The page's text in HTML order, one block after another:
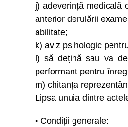
j) adeverință medicală
anterior derulării
abilitate;
k) aviz psihologic
l) să dețină sau va
performant pentru
m) chitanța
Lipsa unuia dintre
• Condiții generale: